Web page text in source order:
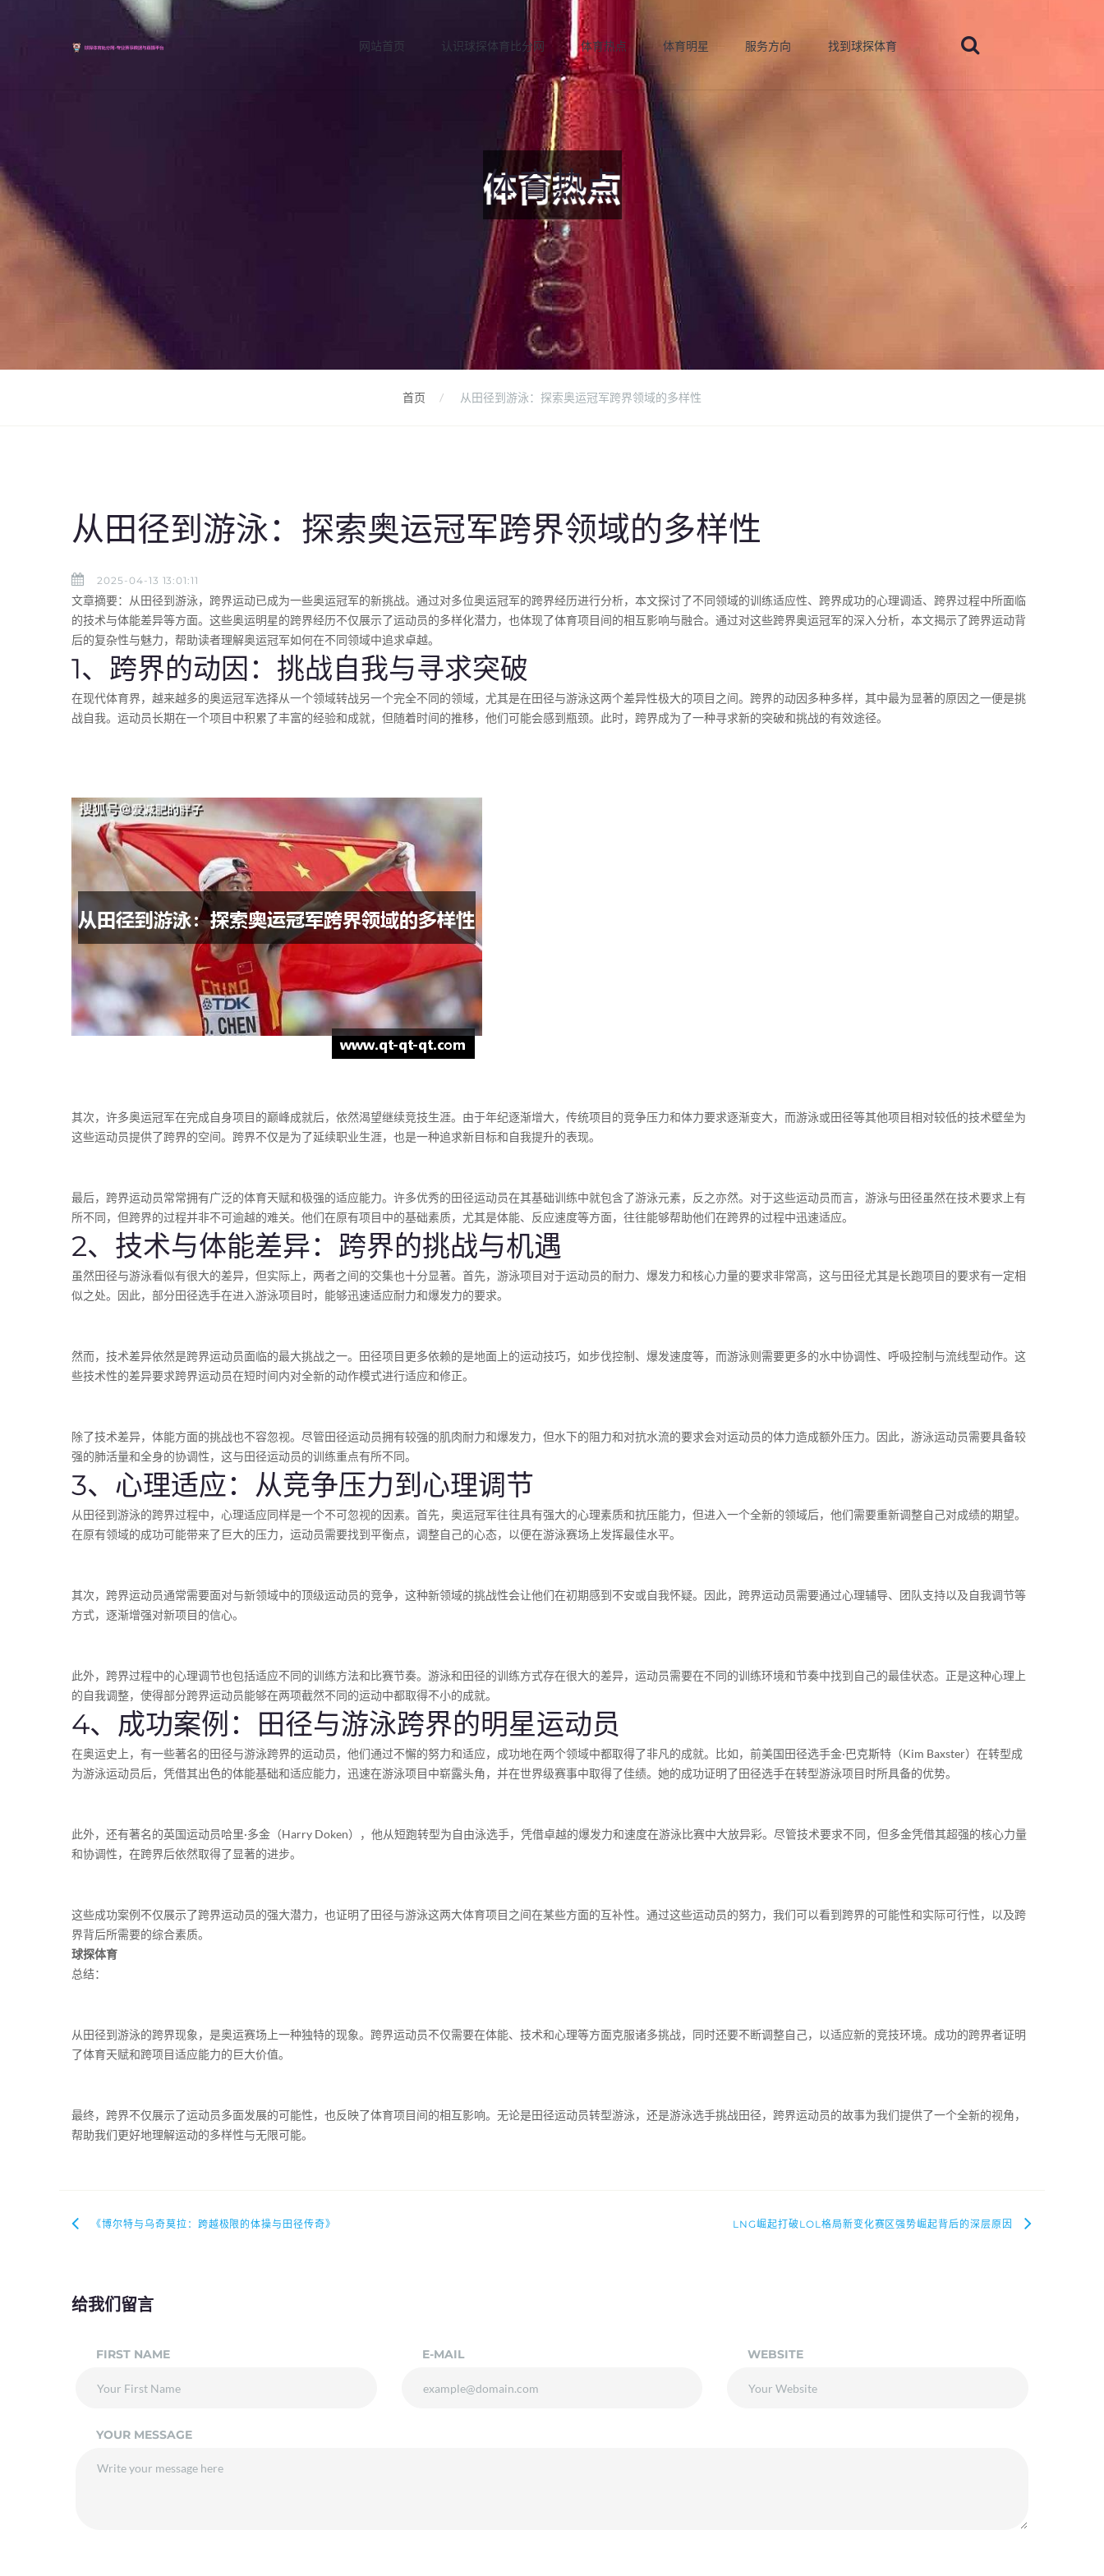
网站首页 认识球探体育比分网 体育热点 体育明星 服务方向 找到球探体育
体育热点
首页 从田径到游泳：探索奥运冠军跨界领域的多样性
从田径到游泳：探索奥运冠军跨界领域的多样性
2025-04-13 13:01:11
文章摘要：从田径到游泳，跨界运动已成为一些奥运冠军的新挑战。通过对多位奥运冠军的跨界经历进行分析，本文探讨了不同领域的训练适应性、跨界成功的心理调适、跨界过程中所面临
的技术与体能差异等方面。这些奥运明星的跨界经历不仅展示了运动员的多样化潜力，也体现了体育项目间的相互影响与融合。通过对这些跨界奥运冠军的深入分析，本文揭示了跨界运动背
后的复杂性与魅力，帮助读者理解奥运冠军如何在不同领域中追求卓越。
1、跨界的动因：挑战自我与寻求突破
在现代体育界，越来越多的奥运冠军选择从一个领域转战另一个完全不同的领域，尤其是在田径与游泳这两个差异性极大的项目之间。跨界的动因多种多样，其中最为显著的原因之一便是挑
战自我。运动员长期在一个项目中积累了丰富的经验和成就，但随着时间的推移，他们可能会感到瓶颈。此时，跨界成为了一种寻求新的突破和挑战的有效途径。
其次，许多奥运冠军在完成自身项目的巅峰成就后，依然渴望继续竞技生涯。由于年纪逐渐增大，传统项目的竞争压力和体力要求逐渐变大，而游泳或田径等其他项目相对较低的技术壁垒为
这些运动员提供了跨界的空间。跨界不仅是为了延续职业生涯，也是一种追求新目标和自我提升的表现。
最后，跨界运动员常常拥有广泛的体育天赋和极强的适应能力。许多优秀的田径运动员在其基础训练中就包含了游泳元素，反之亦然。对于这些运动员而言，游泳与田径虽然在技术要求上有
所不同，但跨界的过程并非不可逾越的难关。他们在原有项目中的基础素质，尤其是体能、反应速度等方面，往往能够帮助他们在跨界的过程中迅速适应。
2、技术与体能差异：跨界的挑战与机遇
虽然田径与游泳看似有很大的差异，但实际上，两者之间的交集也十分显著。首先，游泳项目对于运动员的耐力、爆发力和核心力量的要求非常高，这与田径尤其是长跑项目的要求有一定相
似之处。因此，部分田径选手在进入游泳项目时，能够迅速适应耐力和爆发力的要求。
然而，技术差异依然是跨界运动员面临的最大挑战之一。田径项目更多依赖的是地面上的运动技巧，如步伐控制、爆发速度等，而游泳则需要更多的水中协调性、呼吸控制与流线型动作。这
些技术性的差异要求跨界运动员在短时间内对全新的动作模式进行适应和修正。
除了技术差异，体能方面的挑战也不容忽视。尽管田径运动员拥有较强的肌肉耐力和爆发力，但水下的阻力和对抗水流的要求会对运动员的体力造成额外压力。因此，游泳运动员需要具备较
强的肺活量和全身的协调性，这与田径运动员的训练重点有所不同。
3、心理适应：从竞争压力到心理调节
从田径到游泳的跨界过程中，心理适应同样是一个不可忽视的因素。首先，奥运冠军往往具有强大的心理素质和抗压能力，但进入一个全新的领域后，他们需要重新调整自己对成绩的期望。
在原有领域的成功可能带来了巨大的压力，运动员需要找到平衡点，调整自己的心态，以便在游泳赛场上发挥最佳水平。
其次，跨界运动员通常需要面对与新领域中的顶级运动员的竞争，这种新领域的挑战性会让他们在初期感到不安或自我怀疑。因此，跨界运动员需要通过心理辅导、团队支持以及自我调节等
方式，逐渐增强对新项目的信心。
此外，跨界过程中的心理调节也包括适应不同的训练方法和比赛节奏。游泳和田径的训练方式存在很大的差异，运动员需要在不同的训练环境和节奏中找到自己的最佳状态。正是这种心理上
的自我调整，使得部分跨界运动员能够在两项截然不同的运动中都取得不小的成就。
4、成功案例：田径与游泳跨界的明星运动员
在奥运史上，有一些著名的田径与游泳跨界的运动员，他们通过不懈的努力和适应，成功地在两个领域中都取得了非凡的成就。比如，前美国田径选手金·巴克斯特（Kim Baxster）在转型成
为游泳运动员后，凭借其出色的体能基础和适应能力，迅速在游泳项目中崭露头角，并在世界级赛事中取得了佳绩。她的成功证明了田径选手在转型游泳项目时所具备的优势。
此外，还有著名的英国运动员哈里·多金（Harry Doken），他从短跑转型为自由泳选手，凭借卓越的爆发力和速度在游泳比赛中大放异彩。尽管技术要求不同，但多金凭借其超强的核心力量
和协调性，在跨界后依然取得了显著的进步。
这些成功案例不仅展示了跨界运动员的强大潜力，也证明了田径与游泳这两大体育项目之间在某些方面的互补性。通过这些运动员的努力，我们可以看到跨界的可能性和实际可行性，以及跨
界背后所需要的综合素质。
球探体育
总结：
从田径到游泳的跨界现象，是奥运赛场上一种独特的现象。跨界运动员不仅需要在体能、技术和心理等方面克服诸多挑战，同时还要不断调整自己，以适应新的竞技环境。成功的跨界者证明
了体育天赋和跨项目适应能力的巨大价值。
最终，跨界不仅展示了运动员多面发展的可能性，也反映了体育项目间的相互影响。无论是田径运动员转型游泳，还是游泳选手挑战田径，跨界运动员的故事为我们提供了一个全新的视角，
帮助我们更好地理解运动的多样性与无限可能。
《博尔特与乌奇莫拉：跨越极限的体操与田径传奇》 LNG崛起打破LOL格局新变化赛区强势崛起背后的深层原因
给我们留言
FIRST NAME E-MAIL WEBSITE
YOUR MESSAGE